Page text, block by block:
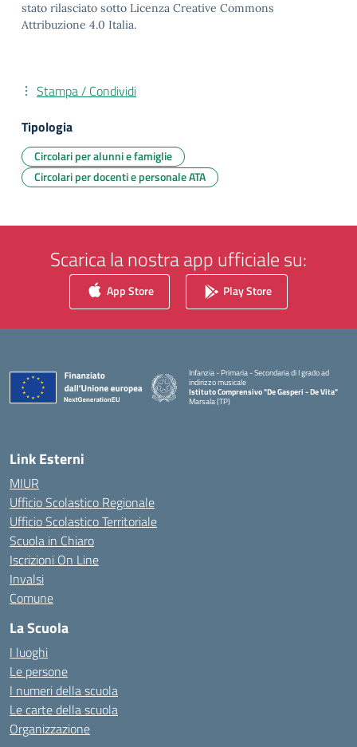
stato rilasciato sotto Licenza Creative Commons
Attribuzione 4.0 Italia.
Stampa / Condividi
Tipologia
Circolari per alunni e famiglie
Circolari per docenti e personale ATA
Scarica la nostra app ufficiale su:
App Store Play Store
Infanzia - Primaria - Secondaria di I grado ad
indirizzo musicale
Istituto Comprensivo "De Gasperi - De Vita"
Marsala (TP)
Link Esterni
MIUR
Ufficio Scolastico Regionale
Ufficio Scolastico Territoriale
Scuola in Chiaro
Iscrizioni On Line
Invalsi
Comune
La Scuola
I luoghi
Le persone
I numeri della scuola
Le carte della scuola
Organizzazione